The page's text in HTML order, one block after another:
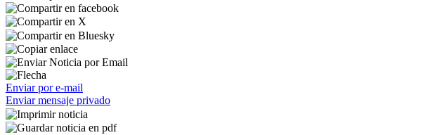
Enviar por e-mail
Enviar mensaje privado